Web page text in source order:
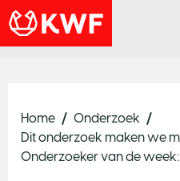
Home
Onderzoek
Dit onderzoek maken we
Onderzoeker van de